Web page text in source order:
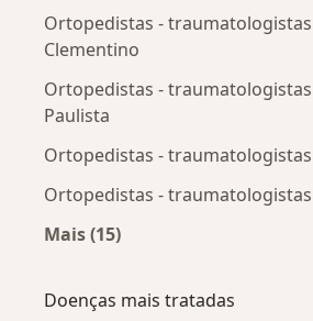
Ortopedistas - traumatologistas
Clementino
Ortopedistas - traumatologistas
Paulista
Ortopedistas -
Ortopedistas -
Mais (15)
Doenças mais tratadas